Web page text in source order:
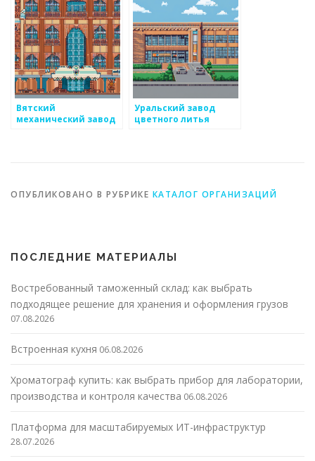
Вятский
механический завод
Уральский завод
цветного литья
ОПУБЛИКОВАНО В РУБРИКЕ КАТАЛОГ ОРГАНИЗАЦИЙ
ПОСЛЕДНИЕ МАТЕРИАЛЫ
Востребованный таможенный склад: как выбрать
подходящее решение для хранения и оформления грузов
07.08.2026
Встроенная кухня 06.08.2026
Хроматограф купить: как выбрать прибор для лаборатории,
производства и контроля качества 06.08.2026
Платформа для масштабируемых ИТ-инфраструктур
28.07.2026